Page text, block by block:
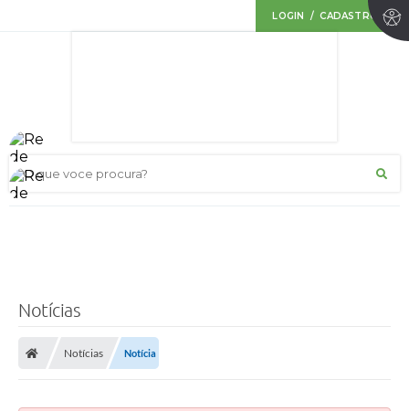
LOGIN / CADASTRO
O que voce procura?
Notícias
Notícias Notícia